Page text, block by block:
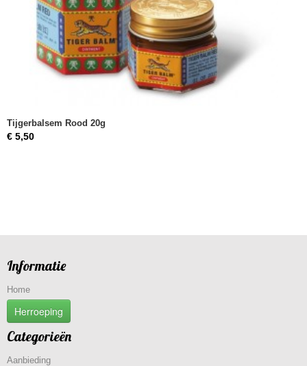
Tijgerbalsem Rood 20g
€ 5,50
Informatie
Home
Herroeping
Categorieën
Aanbieding